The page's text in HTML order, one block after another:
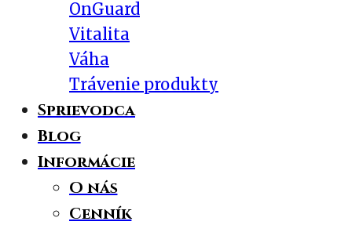
OnGuard
Vitalita
Váha
Trávenie produkty
Sprievodca
Blog
Informácie
O nás
Cenník